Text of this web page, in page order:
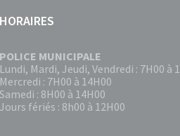
HORAIRES
POLICE MUNICIPALE
Lundi, Mardi, Jeudi, Vendredi : 7H00 à
Mercredi : 7H00 à 14H00
Samedi : 8H00 à 14H00
Jours fériés : 8h00 à 12H00